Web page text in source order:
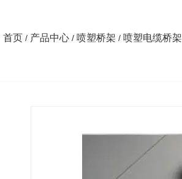
首页 / 产品中心 / 喷塑桥架 / 喷塑电缆桥架